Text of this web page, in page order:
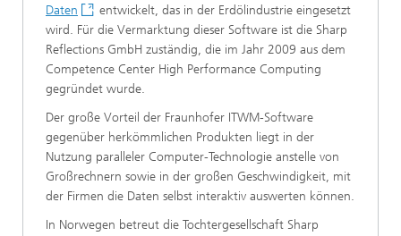
Daten
entwickelt, das in der Erdölindustrie eingesetzt
wird. Für die Vermarktung dieser Software ist die Sharp
Reflections GmbH zuständig, die im Jahr 2009 aus dem
Competence Center High Performance Computing
gegründet wurde.
Der große Vorteil der Fraunhofer ITWM-Software
gegenüber herkömmlichen Produkten liegt in der
Nutzung paralleler Computer-Technologie anstelle von
Großrechnern sowie in der großen Geschwindigkeit, mit
der Firmen die Daten selbst interaktiv auswerten können.
In Norwegen betreut die Tochtergesellschaft Sharp